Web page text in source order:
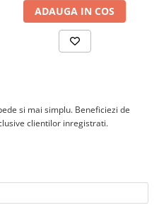
ADAUGA IN COS
si mai simplu. Beneficiezi de
clientilor inregistrati.